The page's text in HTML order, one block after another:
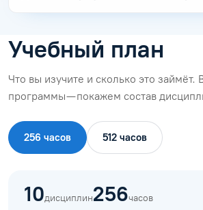
Учебный план
Что вы изучите и сколько это
программы — покажем состав
256 часов 512 часов
10дисциплин256часов